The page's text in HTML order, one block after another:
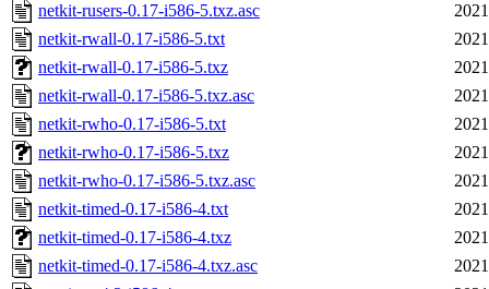
netkit-rusers-0.17-i586-5.txz.asc
netkit-rwall-0.17-i586-5.txt
netkit-rwall-0.17-i586-5.txz
netkit-rwall-0.17-i586-5.txz.asc
netkit-rwho-0.17-i586-5.txt
netkit-rwho-0.17-i586-5.txz
netkit-rwho-0.17-i586-5.txz.asc
netkit-timed-0.17-i586-4.txt
netkit-timed-0.17-i586-4.txz
netkit-timed-0.17-i586-4.txz.asc